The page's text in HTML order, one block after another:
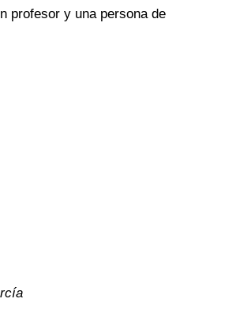
profesor y una persona de